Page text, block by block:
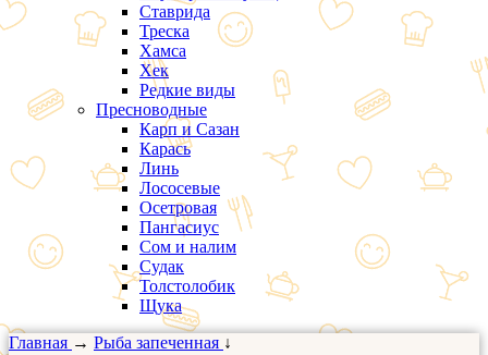
Ставрида
Треска
Хамса
Хек
Редкие виды
Пресноводные
Карп и Сазан
Карась
Линь
Лососевые
Осетровая
Пангасиус
Сом и налим
Судак
Толстолобик
Щука
Главная → Рыба запеченная ↓